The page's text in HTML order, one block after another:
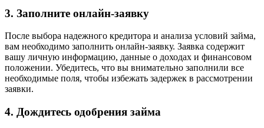
3. Заполните онлайн-заявку
После выбора надежного кредитора и анализа условий займа,
вам необходимо заполнить онлайн-заявку. Заявка содержит
вашу личную информацию, данные о доходах и финансовом
положении. Убедитесь, что вы внимательно заполнили все
необходимые поля, чтобы избежать задержек в рассмотрении
заявки.
4. Дождитесь одобрения займа